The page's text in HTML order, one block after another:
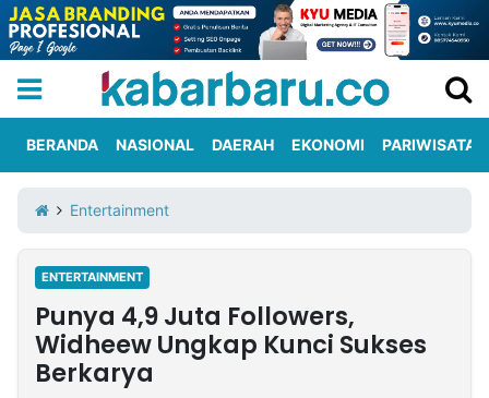
Iklan
Berita
Kami
Nasional
International
Olahraga
Entertainment
Daerah
Pariwisata
Kuliner
Kolom
BERANDA NASIONAL DAERAH EKONOMI PARIWISATA
Entertainment
ENTERTAINMENT
Punya 4,9 Juta Followers,
Widheew Ungkap Kunci Sukses
Berkarya